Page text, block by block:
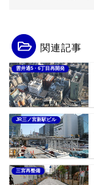
関連記事
雲井通5・6丁目再開発
JR三ノ宮新駅ビル
三宮再整備